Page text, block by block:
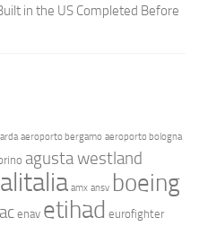
in the US Completed Before
aeroporto bergamo aeroporto bologna
agusta westland
alitalia amx ansv boeing
enav etihad eurofighter